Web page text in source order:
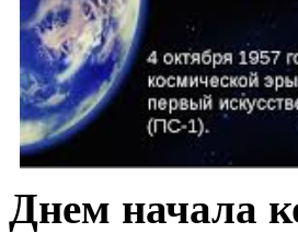
Днем начала